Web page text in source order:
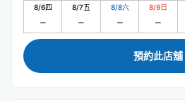
8/6四 8/7五 8/8六 8/9日
預約此店舖